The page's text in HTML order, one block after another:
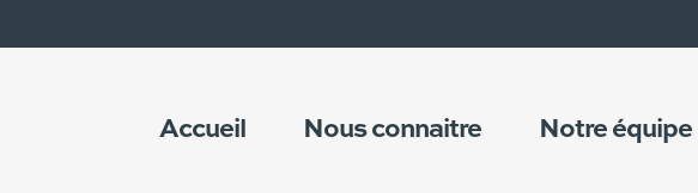
Accueil Nous connaitre Notre équipe